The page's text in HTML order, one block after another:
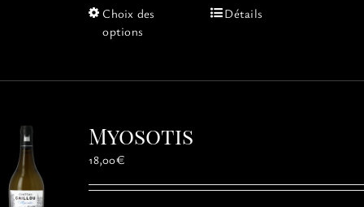
Choix des
options
Ce
variations.
sur
Détails
Myosotis
18,00€